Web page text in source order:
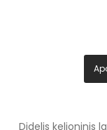
Didelis kelioninis